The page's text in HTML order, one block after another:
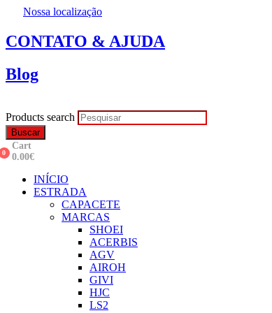
Nossa localização
CONTATO & AJUDA
Blog
Products search
Buscar
0
Cart
0.00€
INÍCIO
ESTRADA
CAPACETE
MARCAS
SHOEI
ACERBIS
AGV
AIROH
GIVI
HJC
LS2